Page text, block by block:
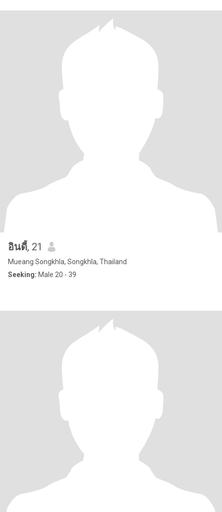
อินดี้, 21
Mueang Songkhla, Songkhla, Thailand
Seeking: Male 20 - 39